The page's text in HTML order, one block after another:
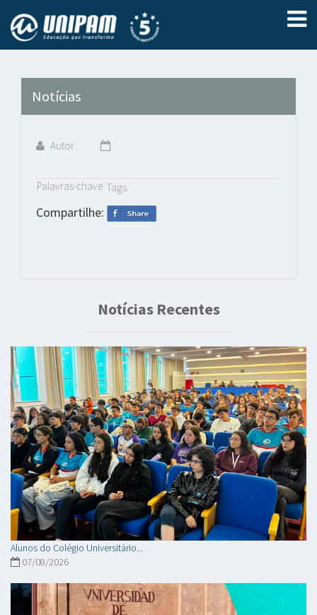
Notícias
Autor:
Palavras-chave: Tags:
Compartilhe:
Notícias Recentes
Alunos do Colégio Universitário...
07/08/2026